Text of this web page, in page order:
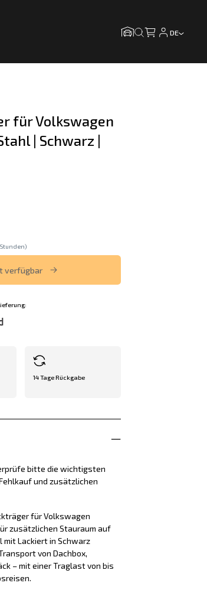
DE
für Volkswagen
| Schwarz |
verfügbar
14 Tage Rückgabe
bitte die wichtigsten
und zusätzlichen
für Volkswagen
zusätzlichen Stauraum auf
Lackiert in Schwarz
von Dachbox,
– mit einer Traglast von bis